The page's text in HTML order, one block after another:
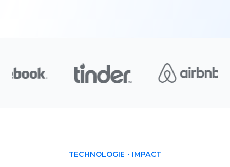
TECHNOLOGIE • IMPACT